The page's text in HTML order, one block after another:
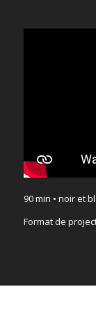
90 min • noir et
Format de